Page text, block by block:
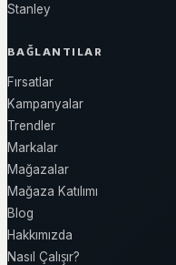
Stanley
BAĞLANTILAR
Fırsatlar
Kampanyalar
Trendler
Markalar
Mağazalar
Mağaza Katılımı
Blog
Hakkımızda
Nasıl Çalışır?